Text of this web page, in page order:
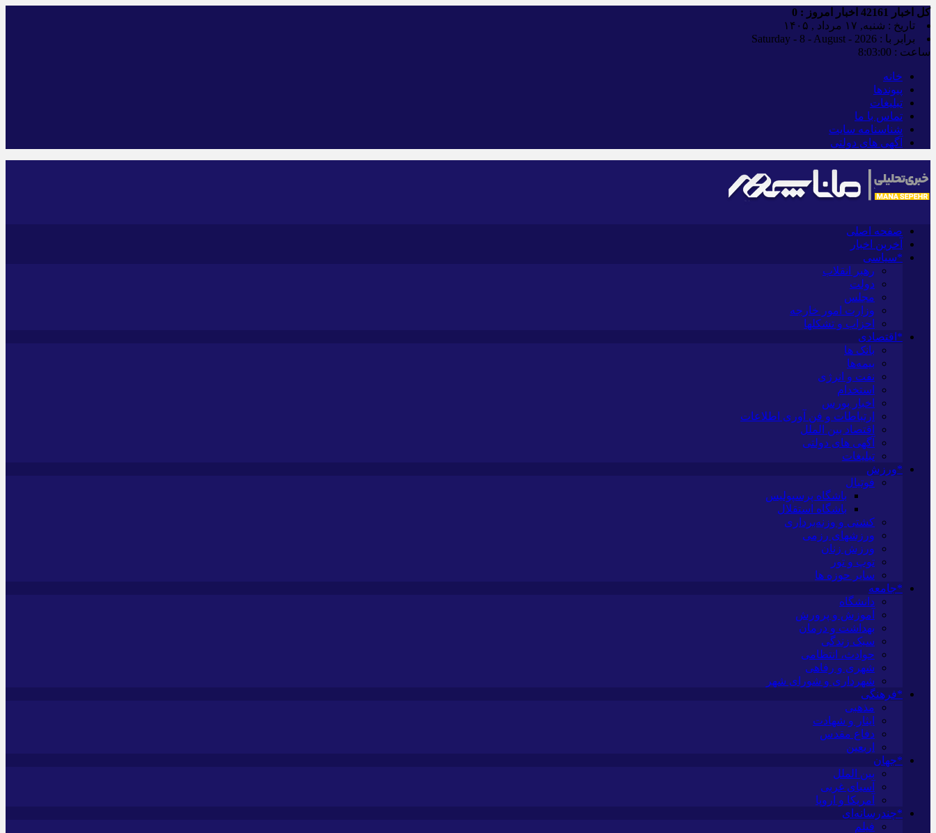
کل اخبار اخبار امروز : 0
تاریخ : شنبه, ۱۷ مرداد , ۱۴۰۵
برابر با : Saturday - 8 - August - 2026
ساعت : 8:03:01
خانه
پیوندها
تبلیغات
تماس با ما
شناسنامه سایت
آگهی های دولتی
صفحه اصلی
آخرین اخبار
*سیاسی
رهبر انقلاب
دولت
مجلس
وزارت امور خارجه
احزاب و تشکلها
*اقتصادی
بانک ها
بیمه‌ها
نفت و انرژی
استخدام
اخبار بورس
ارتباطات و فن آوری اطلاعات
اقتصاد بین الملل
آگهی های دولتی
تبلیغات
*ورزش
فوتبال
باشگاه پرسپولیس
باشگاه استقلال
کشتی و وزنه‌برداری
ورزشهای رزمی
ورزش زنان
توپ و تور
سایر حوزه ها
*جامعه
دانشگاه
آموزش و پرورش
بهداشت و درمان
سبک زندگی
حوادث، انتظامی
شهری و رفاهی
شهرداری و شورای شهر
*فرهنگی
مذهبی
ایثار و شهادت
دفاع مقدس
اربعین
*جهان
بین الملل
آسیای غربی
آمریکا و اروپا
*چندرسانه‌ای
فیلم